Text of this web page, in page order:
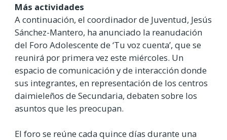
Más actividades
A continuación, el coordinador de Juventud, Jesús
Sánchez-Mantero, ha anunciado la reanudación
del Foro Adolescente de ‘Tu voz cuenta’, que se
reunirá por primera vez este miércoles. Un
espacio de comunicación y de interacción donde
sus integrantes, en representación de los centros
daimieleños de Secundaria, debaten sobre los
asuntos que les preocupan.
El foro se reúne cada quince días durante una